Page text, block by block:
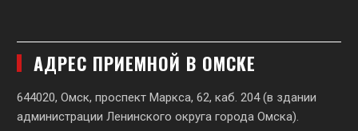
АДРЕС ПРИЕМНОЙ В ОМСКЕ
644020, Омск, проспект Маркса, 62, каб. 204 (в здании
администрации Ленинского округа города Омска).